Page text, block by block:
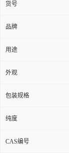
货号
品牌
用途
外观
包装规格
纯度
CAS编号